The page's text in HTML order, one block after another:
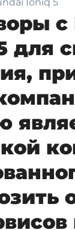
для